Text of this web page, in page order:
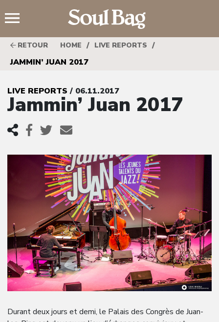
RETOUR HOME / LIVE REPORTS /
JAMMIN’ JUAN 2017
LIVE REPORTS / 06.11.2017
Jammin’ Juan 2017
Durant deux jours et demi, le Palais des Congrès de Juan-